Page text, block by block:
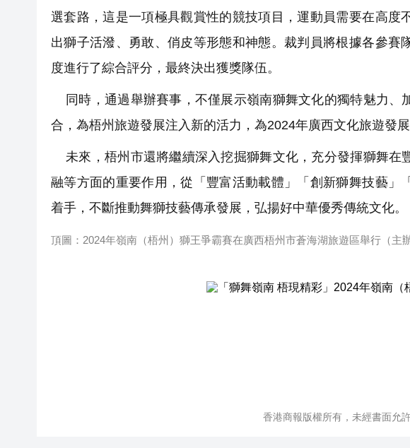
選套路，這是一項極具觀賞性的競技項目，運動員需要在高度
出獅子活潑、勇敢、俏皮等形態和神態。裁判員將根據各參賽
度進行了綜合評分，最終決出獲獎隊伍。
同時，通過舉辦賽事，不僅展示嶺南獅舞文化的獨特魅力、
合，為梧州旅遊發展注入新的活力，為2024年廣西文化旅遊發展
未來，梧州市還將繼續深入挖掘獅舞文化，充分發揮獅舞在
融等方面的重要作用，從「豐富活動載體」「創新獅舞技藝」
着手，不斷推動舞獅技藝傳承發展，弘揚好中華優秀傳統文化。
頂圖：2024年嶺南（梧州）獅王爭霸賽在廣西梧州市蒼海湖旅遊區舉行（主
香港商報版權所有，未經書面允許